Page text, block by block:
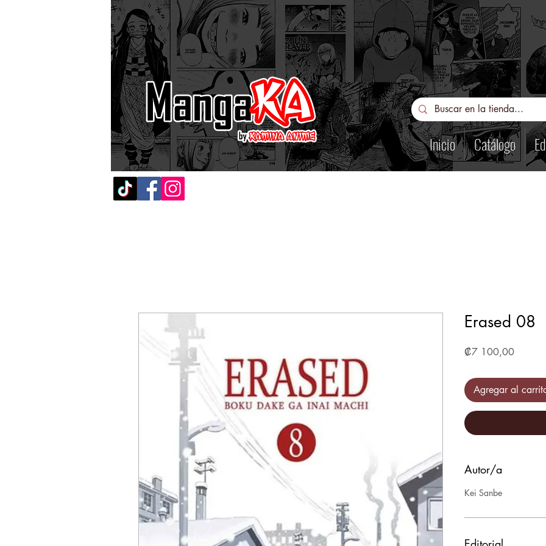
Inicio Catálogo
Erased 08
₡7 100,00Precio
Agregar al
Autor/a
Kei Sanbe